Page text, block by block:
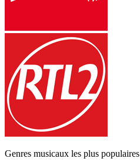
Genres musicaux les plus populaires